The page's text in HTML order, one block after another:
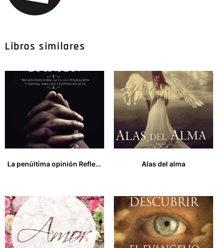
Libros similares
La penúltima opinión Reflexiones sobre la fe, la civilización y España (para que conste en el acta de la historia)
Alas del alma